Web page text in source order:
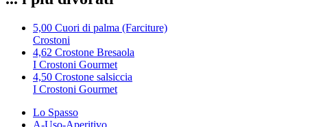
5,00 Cuori di palma (Farciture)
Crostoni
4,62 Crostone Bresaola
I Crostoni Gourmet
4,50 Crostone salsiccia
I Crostoni Gourmet
Lo Spasso
A-Uso-Aperitivo